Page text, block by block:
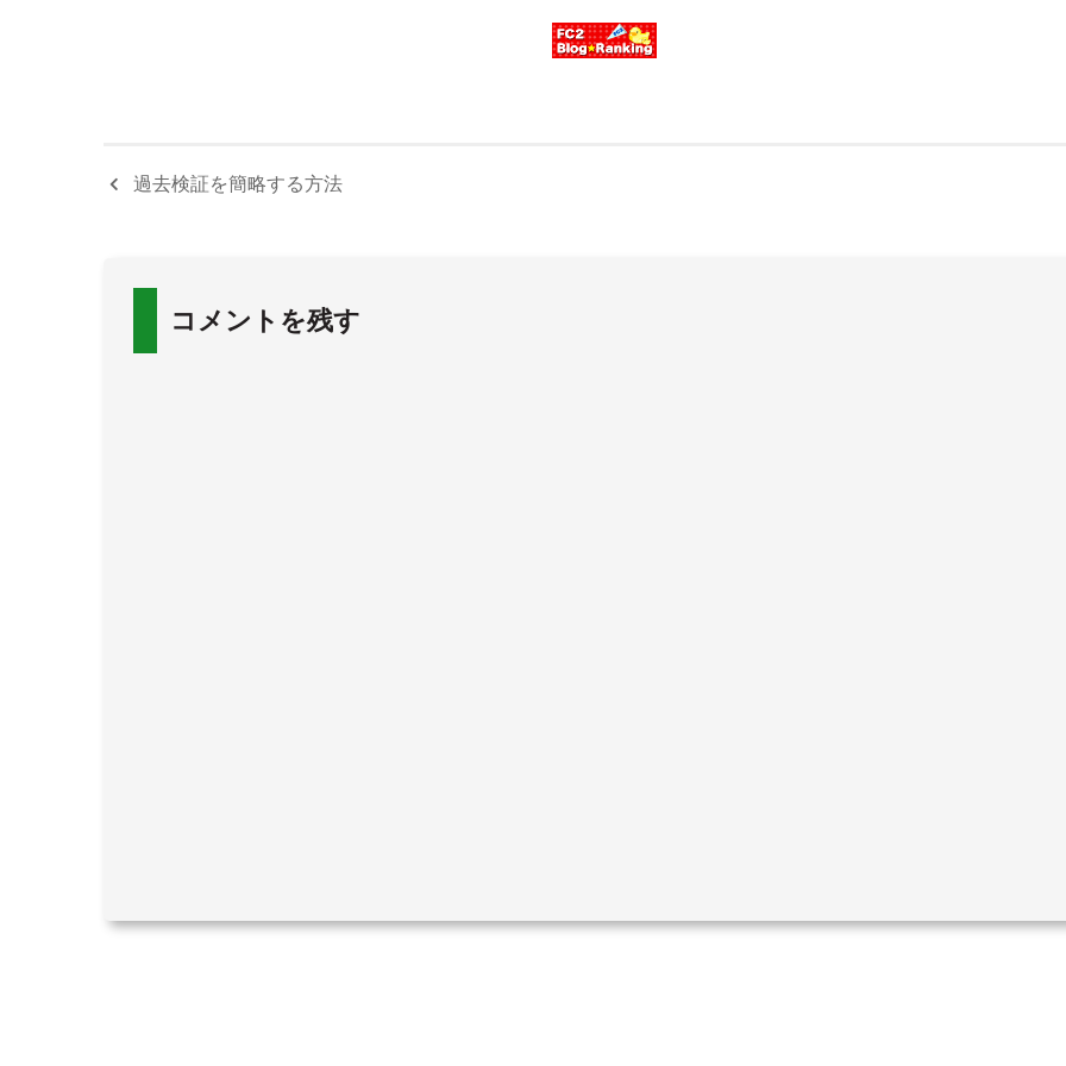
過去検証を簡略する方法
コメントを残す